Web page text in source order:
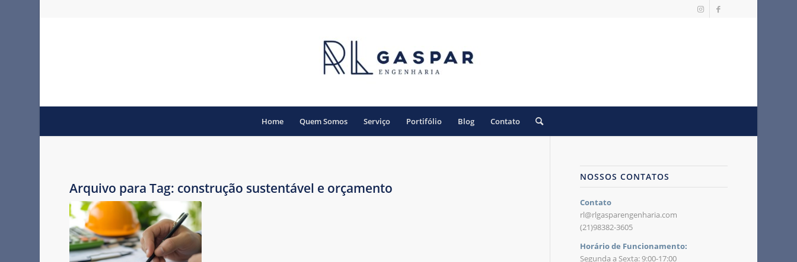
Home Quem Somos Serviço Portifólio Blog Contato
Arquivo para Tag: construção sustentável e orçamento
NOSSOS CONTATOS
Contato
rl@rlgasparengenharia.com
(21)98382-3605
Horário de Funcionamento:
Segunda a Sexta: 9:00-17:00